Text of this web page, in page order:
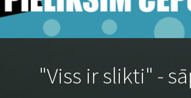
"Viss ir slikti" -